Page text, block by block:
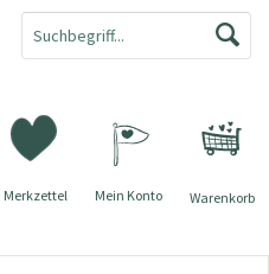
Warenkorb
Merkzettel Mein Konto